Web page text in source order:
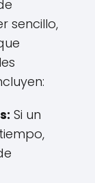
sencillo,
Si un